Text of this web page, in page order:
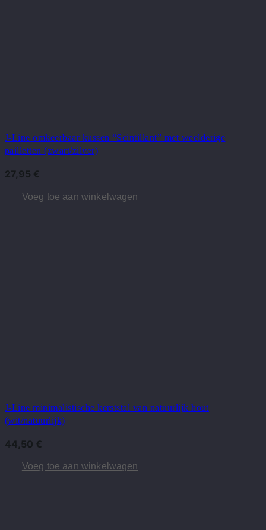
J-Line omkeerbaar kussen “Scintillant” met weelderige
pailletten (zwart/zilver)
27,95 €
Voeg toe aan winkelwagen
J-Line minimalistische kerststal van natuurlijk hout
(wit/natuurlijk)
44,50 €
Voeg toe aan winkelwagen